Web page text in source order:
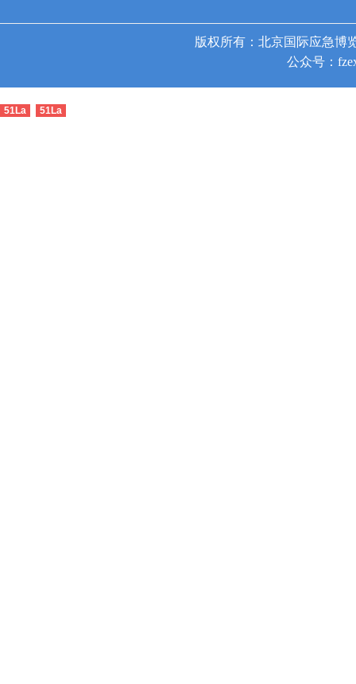
版权所有：北京国际应急博
公众号：
51La 51La